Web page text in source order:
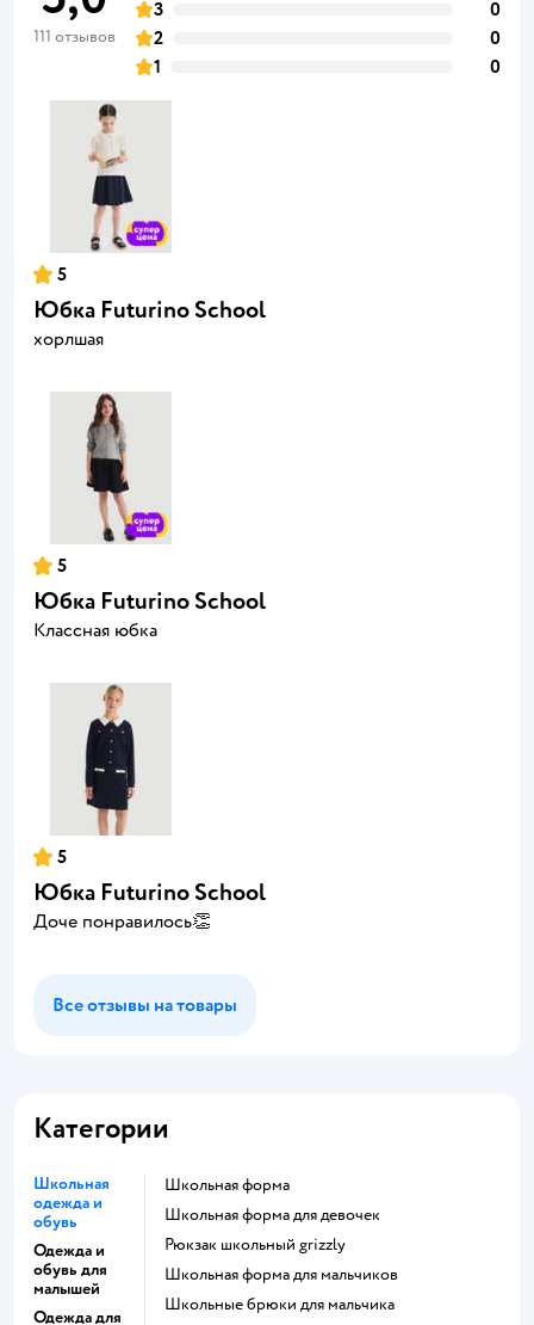
111 отзывов
3
0
2
0
1
0
5
Юбка Futurino School
хорлшая
5
Юбка Futurino School
Классная юбка
5
Юбка Futurino School
Доче понравилось👏
Все отзывы на товары
Категории
Школьная
одежда и
обувь
Одежда и
обувь для
малышей
Одежда для
Школьная форма
Школьная форма для девочек
Рюкзак школьный grizzly
Школьная форма для мальчиков
Школьные брюки для мальчика